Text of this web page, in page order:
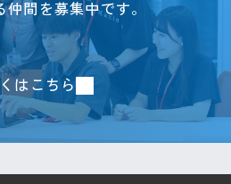
間を募集中です。
はこちら